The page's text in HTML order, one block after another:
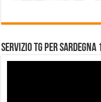
Servizio Tg per Sardegna 1